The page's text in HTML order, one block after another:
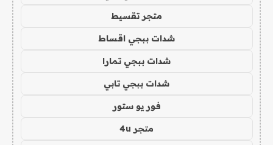
متجر تقسيط
شدات ببجي اقساط
شدات ببجي تمارا
شدات ببجي تابي
فور يو ستور
متجر 4u